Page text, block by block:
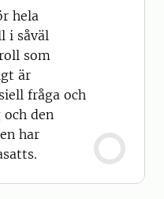
hela
i såväl
som
är
fråga och
och den
har